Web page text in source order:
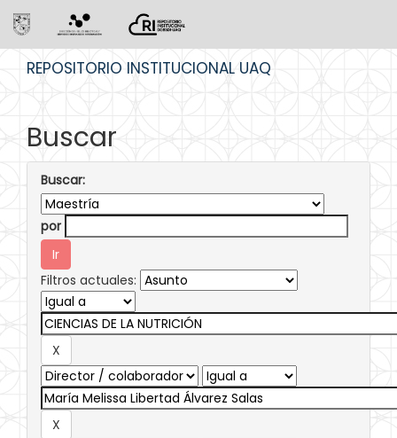
REPOSITORIO INSTITUCIONAL UAQ
Buscar
Buscar:
por
Filtros actuales: